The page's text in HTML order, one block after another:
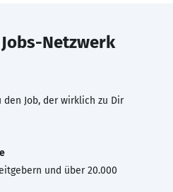
Jobs-Netzwerk
den Job, der wirklich zu Dir
und über 20.000